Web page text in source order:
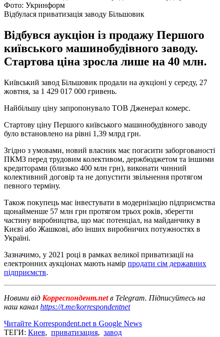
Фото: Укринформ
Відбулася приватизація заводу Більшовик
Відбувся аукціон із продажу Першого
київського машинобудівного заводу.
Стартова ціна зросла лише на 40 млн.
Київський завод Більшовик продали на аукціоні у середу, 27
жовтня, за 1 429 017 000 гривень.
Найбільшу ціну запропонувало ТОВ Дженерал комерс.
Стартову ціну Першого київського машинобудівного заводу
було встановлено на рівні 1,39 млрд грн.
Згідно з умовами, новий власник має погасити заборгованості
ПКМЗ перед трудовим колективом, держбюджетом та іншими
кредиторами (близько 400 млн грн), виконати чинний
колективний договір та не допустити звільнення протягом
певного терміну.
Також покупець має інвестувати в модернізацію підприємства
щонайменше 57 млн ​​грн протягом трьох років, зберегти
частину виробництва, що має потенціал, на майданчику в
Києві або Жашкові, або інших виробничих потужностях в
Україні.
Зазначимо, у 2021 році в рамках великої приватизації на
електронних аукціонах мають намір продати сім державних
підприємств.
Новини від Корреспондент.netв Telegram. Підписуйтесь на
наш канал https://t.me/korrespondentnet
Читайте Korrespondent.net в Google News
ТЕГИ: Киев, приватизация, завод